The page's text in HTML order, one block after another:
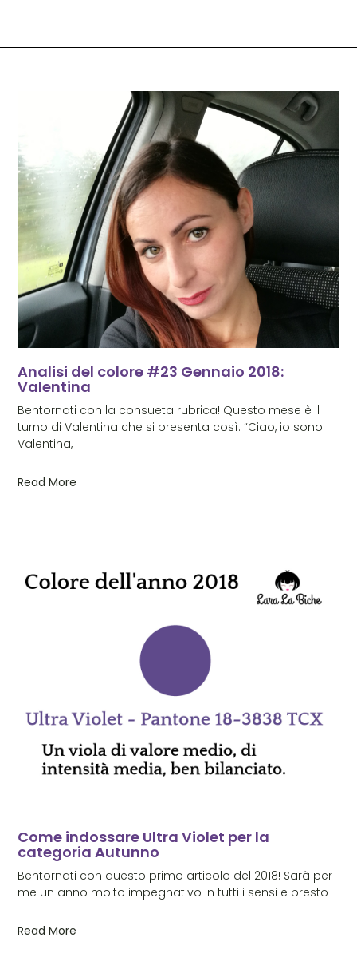
Analisi del colore #23 Gennaio 2018:
Valentina
Bentornati con la consueta rubrica! Questo mese è il
turno di Valentina che si presenta così: “Ciao, io sono
Valentina,
Read More
Come indossare Ultra Violet per la
categoria Autunno
Bentornati con questo primo articolo del 2018! Sarà per
me un anno molto impegnativo in tutti i sensi e presto
Read More